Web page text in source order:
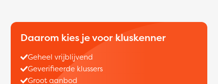
Daarom kies je voor kluskenner
Geheel vrijblijvend
Geverifieerde klussers
Groot aanbod